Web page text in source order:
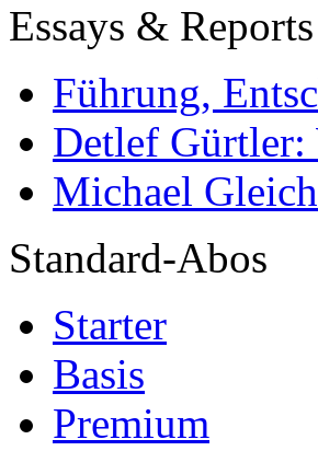
Essays & Reports
Führung,
Detlef Gürtler:
Michael
Standard-Abos
Starter
Basis
Premium